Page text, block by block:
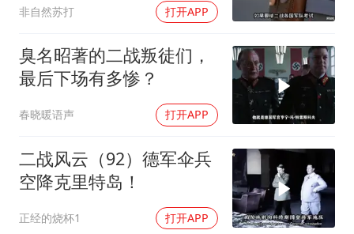
38岁演员求职万岁山NPC成功
夯实基础开新局
非自然苏打 打开APP
臭名昭著的二战叛徒们，
最后下场有多惨？
春晓暖语声 打开APP
二战风云（92）德军伞兵
空降克里特岛！
正经的烧杯1 打开APP